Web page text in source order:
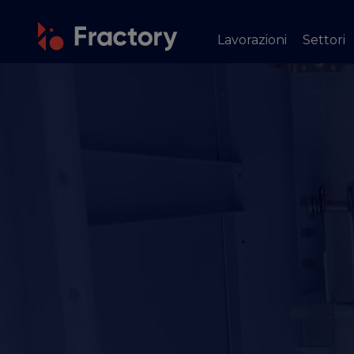
Lavorazioni Settori